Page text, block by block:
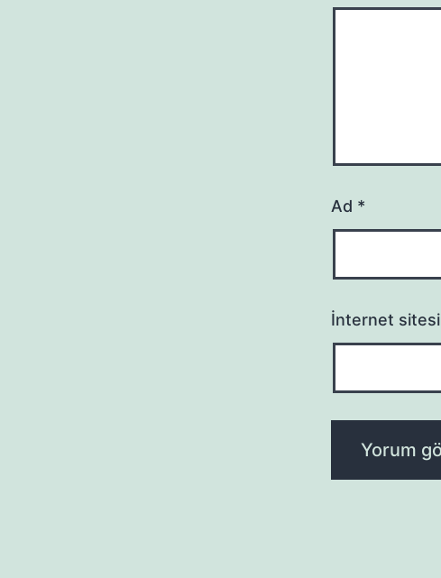
Ad *
İnternet sitesi